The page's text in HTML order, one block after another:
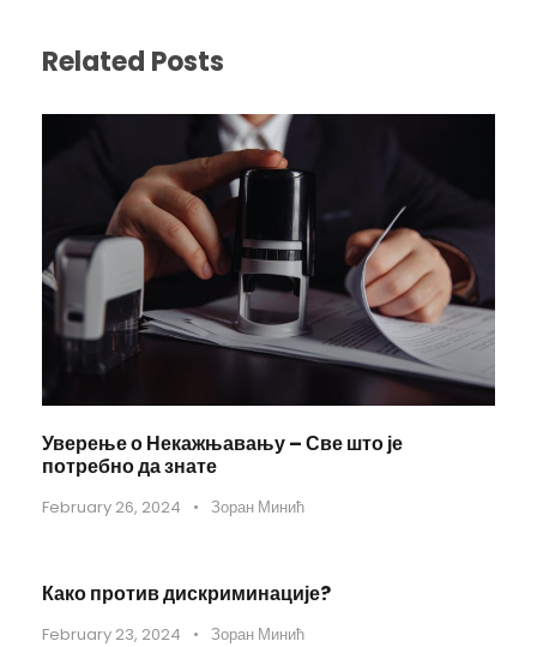
Related Posts
Уверење о Некажњавању – Све што је
потребно да знате
February 26, 2024 • Зоран Минић
Како против дискриминације?
February 23, 2024 • Зоран Минић